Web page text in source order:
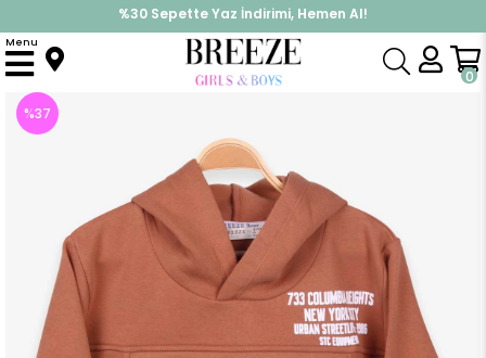
%30 Sepette Yaz İndirimi, Hemen Al!
İndirimlere ek %10 İndirimi Kap, Hemen Üye Ol!
0
Menu
Anasayfa Üst Giyim Sweatshirt
%37